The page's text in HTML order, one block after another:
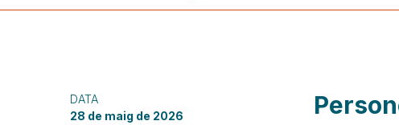
d'ariadna
DATA
28 de maig de 2026